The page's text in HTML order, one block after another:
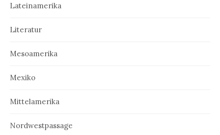
Lateinamerika
Literatur
Mesoamerika
Mexiko
Mittelamerika
Nordwestpassage